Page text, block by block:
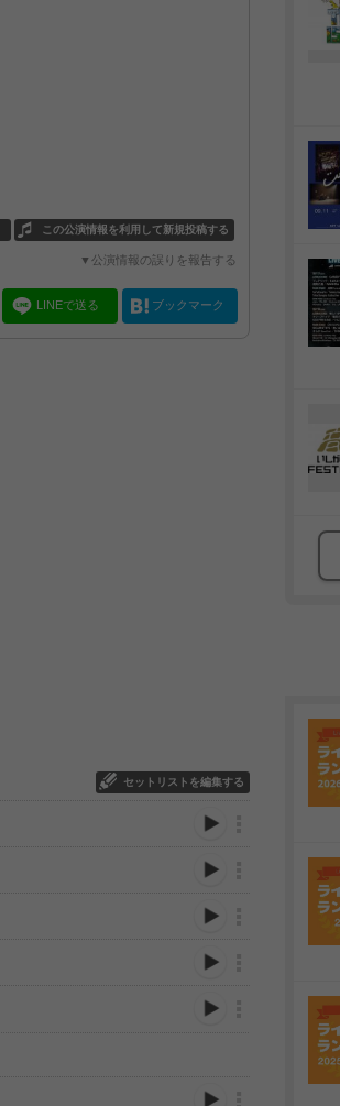
この公演情報を利用して新規投稿する
▼公演情報の誤りを報告する
LINEで送る ブックマーク
セットリストを編集する